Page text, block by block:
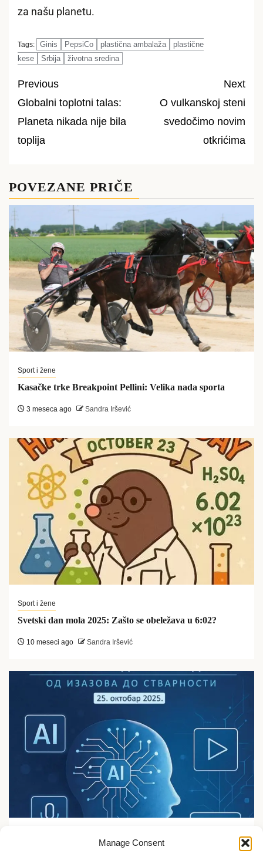
Manage Consent
za našu planetu.
Tags: Ginis PepsiCo plastična ambalaža
plastične
kese
Srbija životna sredina
Post
navigation
Previous
Globalni toplotni talas:
Planeta nikada nije bila
toplija
Next
O vulkanskoj steni
svedočimo novim
otkrićima
POVEZANE PRIČE
Sport i žene
Kasačke trke Breakpoint Pellini: Velika nada sporta
3 meseca ago Sandra Iršević
Sport i žene
Svetski dan mola 2025: Zašto se obeležava u 6:02?
10 meseci ago Sandra Iršević